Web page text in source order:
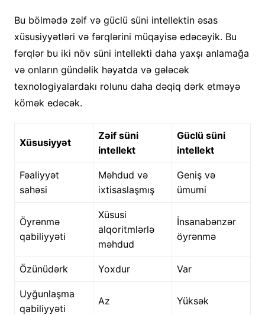
Bu bölmədə zəif və güclü süni intellektin əsas
xüsusiyyətləri və fərqlərini müqayisə edəcəyik. Bu
fərqlər bu iki növ süni intellekti daha yaxşı anlamağa
və onların gündəlik həyatda və gələcək
texnologiyalardakı rolunu daha dəqiq dərk etməyə
kömək edəcək.
Xüsusiyyət
Zəif süni
intellekt
Güclü süni
intellekt
Fəaliyyət
sahəsi
Məhdud və
ixtisaslaşmış
Geniş və
ümumi
Öyrənmə
qabiliyyəti
Xüsusi
alqoritmlərlə
məhdud
İnsanabənzər
öyrənmə
Özünüdərk Yoxdur Var
Uyğunlaşma
qabiliyyəti
Az Yüksək